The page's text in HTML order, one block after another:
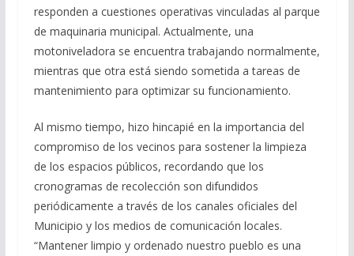
responden a cuestiones operativas vinculadas al parque
de maquinaria municipal. Actualmente, una
motoniveladora se encuentra trabajando normalmente,
mientras que otra está siendo sometida a tareas de
mantenimiento para optimizar su funcionamiento.
Al mismo tiempo, hizo hincapié en la importancia del
compromiso de los vecinos para sostener la limpieza
de los espacios públicos, recordando que los
cronogramas de recolección son difundidos
periódicamente a través de los canales oficiales del
Municipio y los medios de comunicación locales.
“Mantener limpio y ordenado nuestro pueblo es una